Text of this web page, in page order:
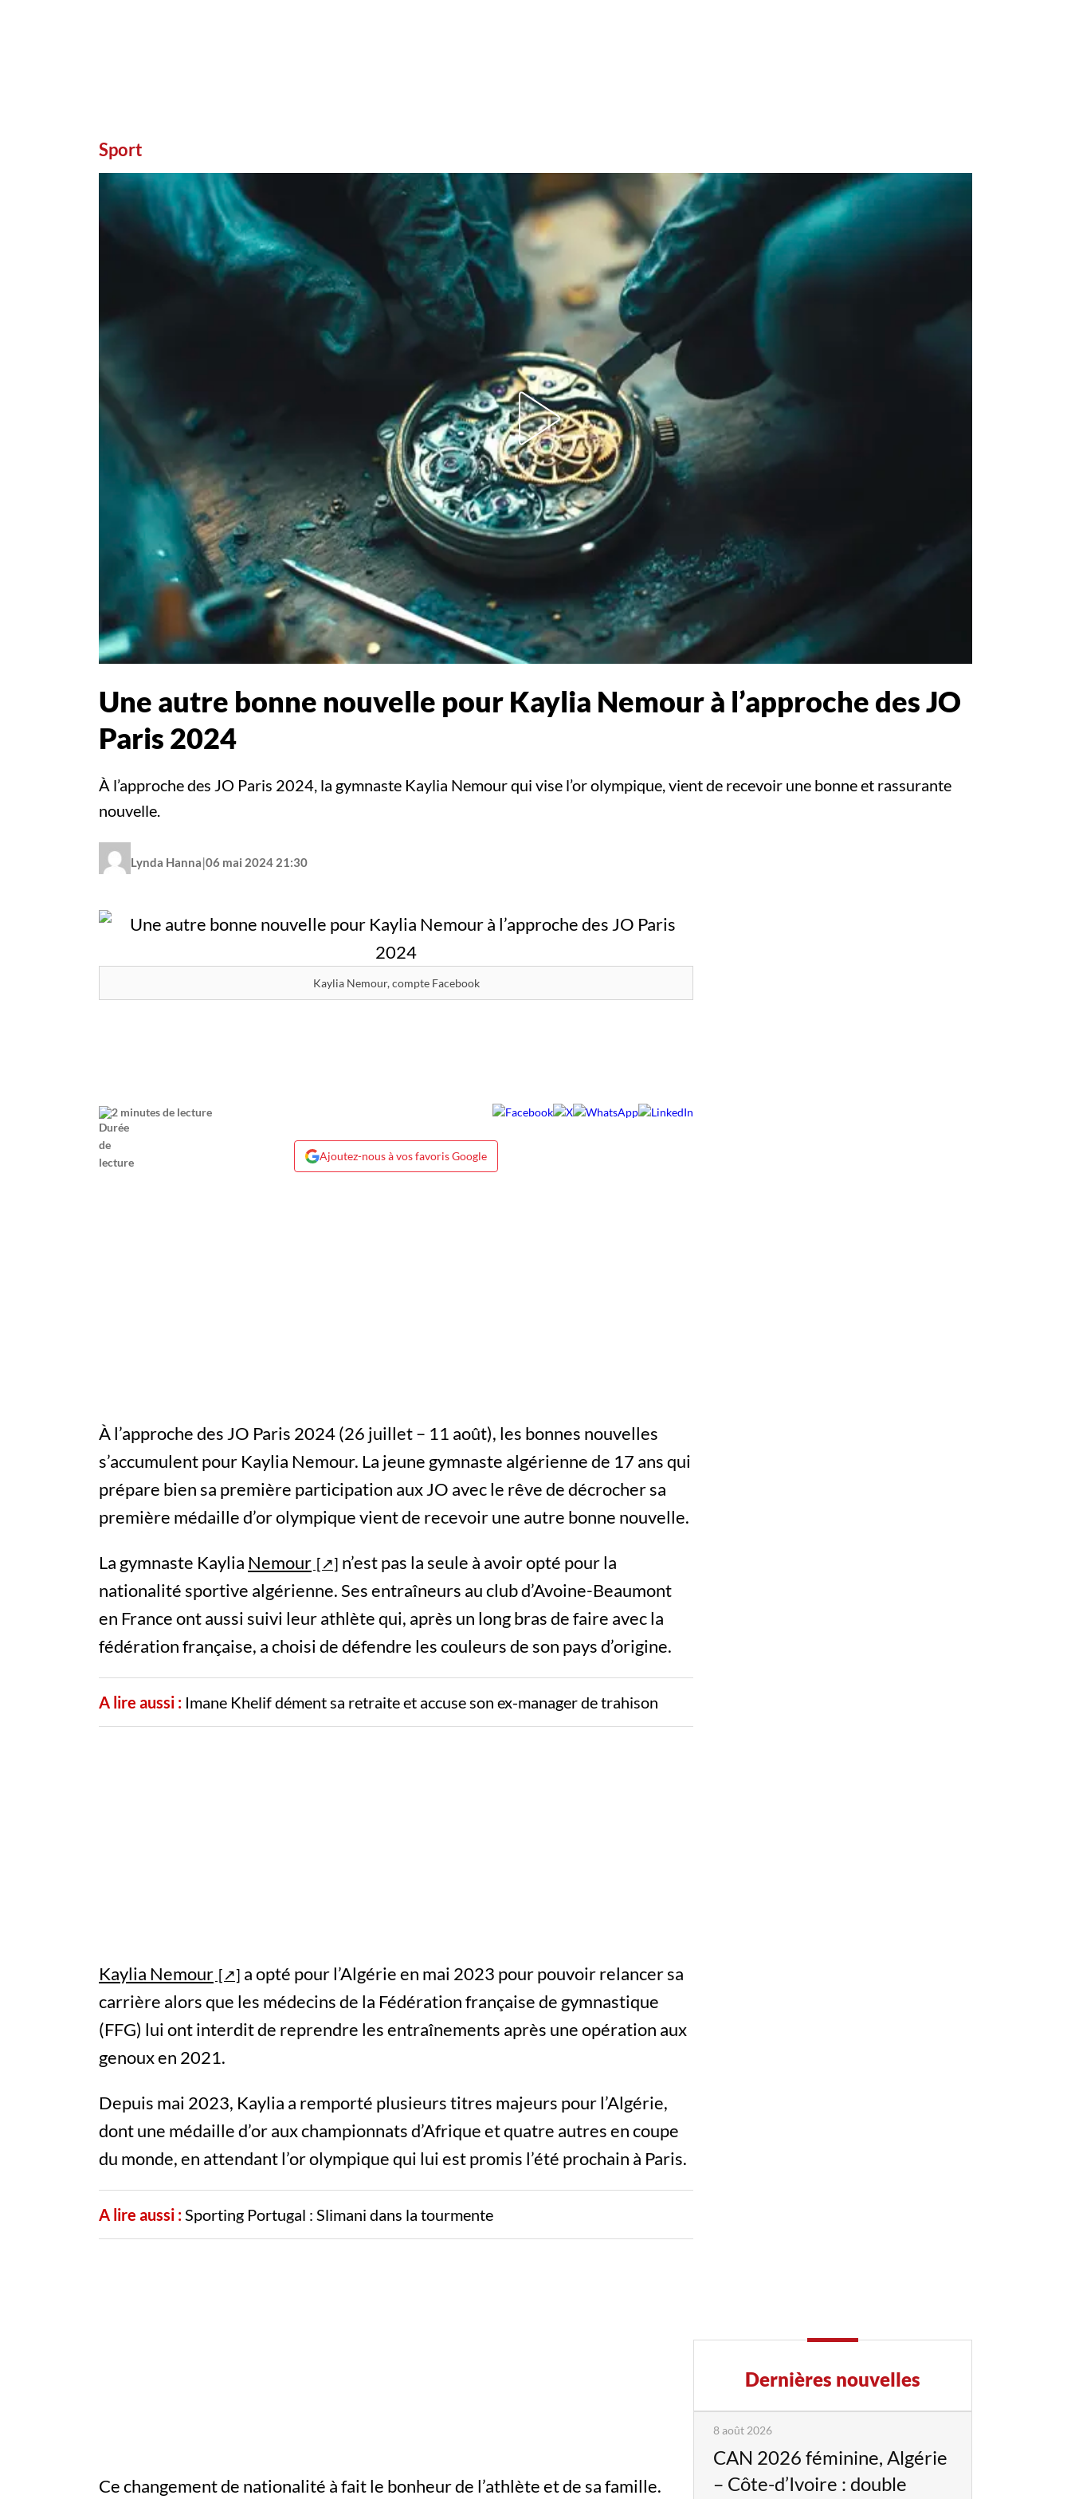
Sport
Une autre bonne nouvelle pour Kaylia Nemour à l’approche des JO
Paris 2024
À l’approche des JO Paris 2024, la gymnaste Kaylia Nemour qui vise l’or olympique, vient de recevoir une bonne et rassurante
nouvelle.
Lynda Hanna|06 mai 2024 21:30
Kaylia Nemour, compte Facebook
2 minutes de lecture
Ajoutez-nous à vos favoris Google
À l’approche des JO Paris 2024 (26 juillet – 11 août), les bonnes nouvelles
s’accumulent pour Kaylia Nemour. La jeune gymnaste algérienne de 17 ans qui
prépare bien sa première participation aux JO avec le rêve de décrocher sa
première médaille d’or olympique vient de recevoir une autre bonne nouvelle.
La gymnaste Kaylia Nemour
n’est pas la seule à avoir opté pour la
nationalité sportive algérienne. Ses entraîneurs au club d’Avoine-Beaumont
en France ont aussi suivi leur athlète qui, après un long bras de faire avec la
fédération française, a choisi de défendre les couleurs de son pays d’origine.
A lire aussi : Imane Khelif dément sa retraite et accuse son ex-manager de trahison
Kaylia Nemour
a opté pour l’Algérie en mai 2023 pour pouvoir relancer sa
carrière alors que les médecins de la Fédération française de gymnastique
(FFG) lui ont interdit de reprendre les entraînements après une opération aux
genoux en 2021.
Depuis mai 2023, Kaylia a remporté plusieurs titres majeurs pour l’Algérie,
dont une médaille d’or aux championnats d’Afrique et quatre autres en coupe
du monde, en attendant l’or olympique qui lui est promis l’été prochain à Paris.
A lire aussi :Sporting Portugal : Slimani dans la tourmente
Ce changement de nationalité à fait le bonheur de l’athlète et de sa famille.
Dernières nouvelles
8 août 2026
CAN 2026 féminine, Algérie
– Côte-d’Ivoire : double